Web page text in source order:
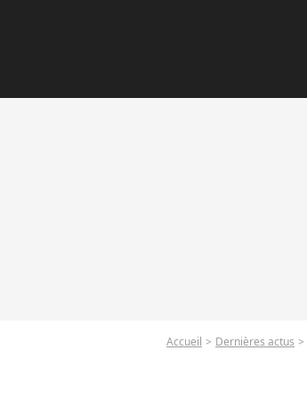
Accueil Dernières actus